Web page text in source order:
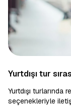
Yurtdışı tur
Yurtdışı turlarında
seçenekleriyle